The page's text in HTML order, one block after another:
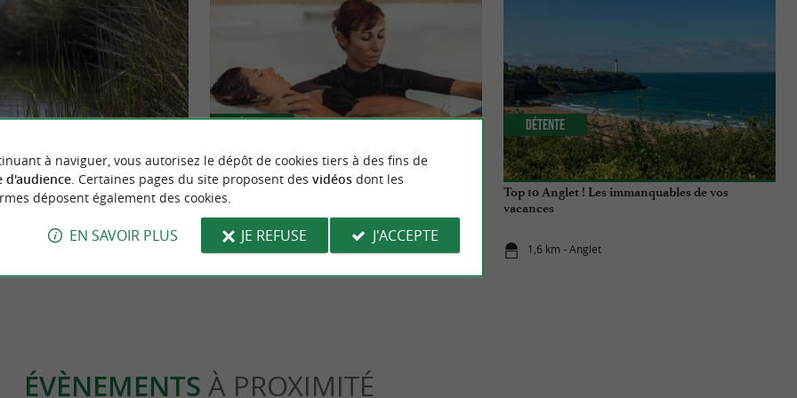
au Parc écologique Izadia à
Émilie Prunet, une professionnelle du bien-être,
1,6 km - Anglet
Détente
Top 10 Anglet ! Les immanquables de vos
vacances
1,6 km - Anglet
Détente
ÉVÈNEMENTS À PROXIMITÉ
à naviguer, vous autorisez le dépôt de cookies tiers à des fins de
d'audience. Certaines pages du site proposent des vidéosdont les
déposent également des cookies.
EN SAVOIR PLUS JE REFUSE J'ACCEPTE